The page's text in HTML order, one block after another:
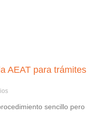
AEAT para trámites
sencillo pero